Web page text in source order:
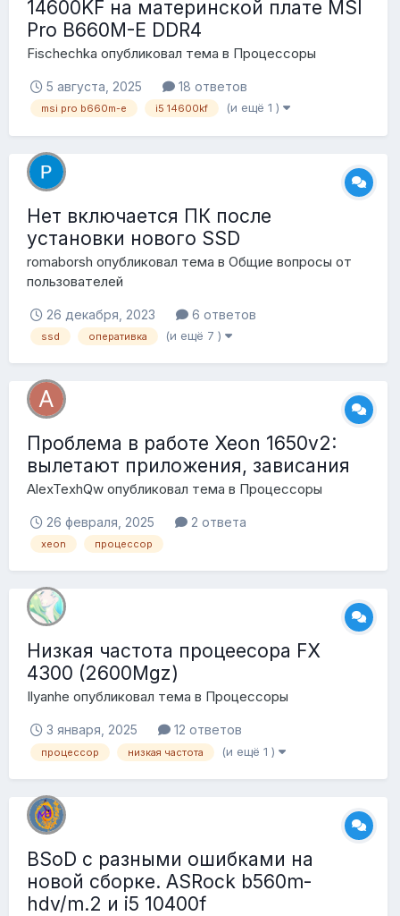
14600KF на материнской плате MSI
Pro B660M-E DDR4
Fischechka опубликовал тема в Процессоры
5 августа, 2025 18 ответов
msi pro b660m-e i5 14600kf (и ещё 1 )
Нет включается ПК после
установки нового SSD
romaborsh опубликовал тема в Общие вопросы от
пользователей
26 декабря, 2023 6 ответов
ssd оперативка (и ещё 7 )
Проблема в работе Xeon 1650v2:
вылетают приложения, зависания
AlexTexhQw опубликовал тема в Процессоры
26 февраля, 2025 2 ответа
xeon процессор
Низкая частота процеесора FX
4300 (2600Mgz)
Ilyanhe опубликовал тема в Процессоры
3 января, 2025 12 ответов
процессор низкая частота (и ещё 1 )
BSoD с разными ошибками на
новой сборке. ASRock b560m-
hdv/m.2 и i5 10400f